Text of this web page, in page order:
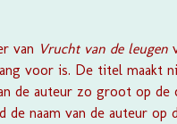
van Vrucht van de leugen
voor is. De titel maakt
de auteur zo groot op
de naam van de auteur